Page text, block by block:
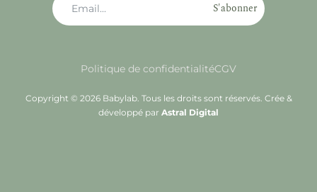
S'abonner
Politique de confidentialitéCGV
Copyright © 2026 Babylab. Tous les droits sont réservés. Crée &
développé par Astral Digital